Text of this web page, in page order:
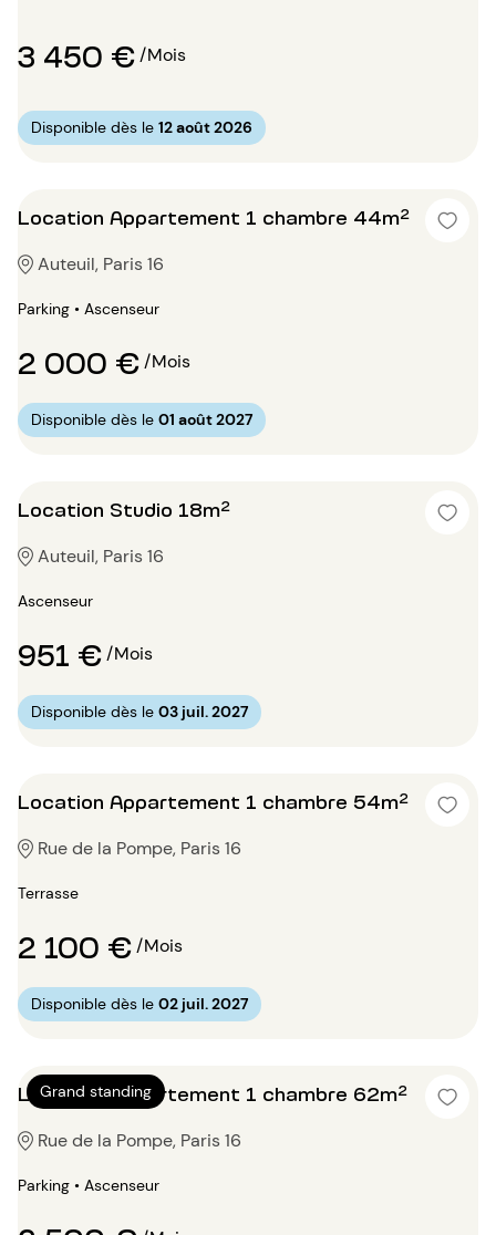
3 450 €/Mois
Disponible dès le 12 août 2026
Location Appartement 1 chambre 44m²
Auteuil, Paris 16
Parking • Ascenseur
2 000 €/Mois
Disponible dès le 01 août 2027
Location Studio 18m²
Auteuil, Paris 16
Ascenseur
951 €/Mois
Disponible dès le 03 juil. 2027
Location Appartement 1 chambre 54m²
Rue de la Pompe, Paris 16
Terrasse
2 100 €/Mois
Disponible dès le 02 juil. 2027
Grand standing
Location Appartement 1 chambre 62m²
Rue de la Pompe, Paris 16
Parking • Ascenseur